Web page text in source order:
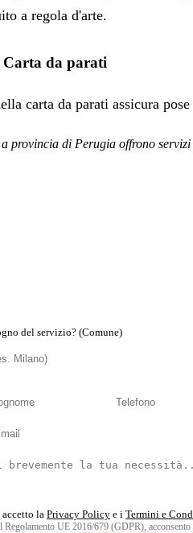
a regola d'arte.
Carta da parati
carta da parati assicura
provincia di Perugia offrono
del servizio? (Comune)
la Privacy Policy e i Termini e
Regolamento UE 2016/679 (GDPR), acconsento